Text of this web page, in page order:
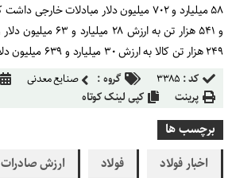
۲۴۹ هزار تن کالا به ارزش ۳۰ میلیارد و ۶۳۹ میلیون دلار بود.
کد : ۳۳۸۵ گروه : صنایع معدنی
پرینت
کپی لینک کوتاه
برچسب ها
اخبار فولاد
فولاد
ارزش صادرات